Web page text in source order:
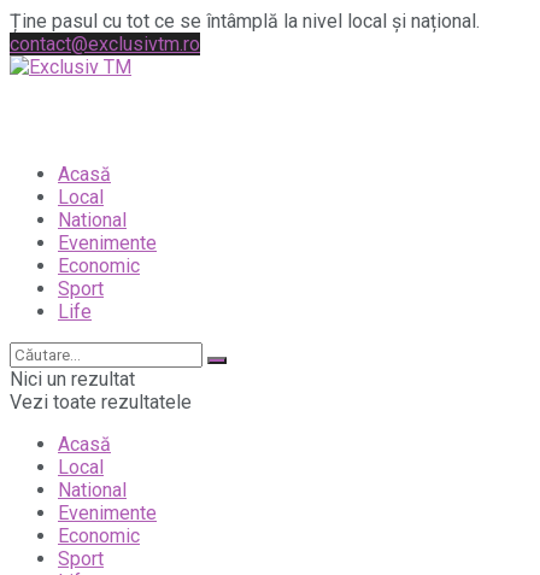
Ține pasul cu tot ce se întâmplă la nivel local și național.
contact@exclusivtm.ro
Acasă
Local
National
Evenimente
Economic
Sport
Life
Nici un rezultat
Vezi toate rezultatele
Acasă
Local
National
Evenimente
Economic
Sport